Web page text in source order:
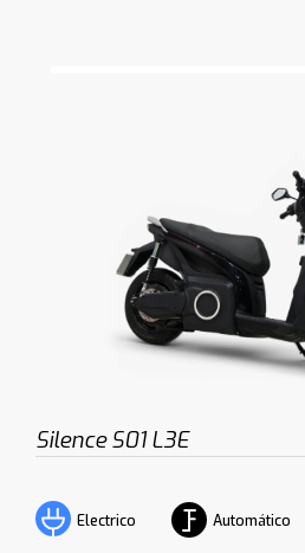
Silence S01 L3E
Electrico Automático